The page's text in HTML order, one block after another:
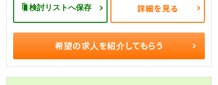
検討リストへ保存 詳細を見る
希望の求人を紹介してもらう